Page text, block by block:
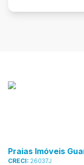
Praias Imóveis
CRECI: 26037J